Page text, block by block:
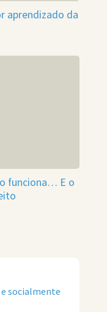
aprendizado da
funciona… E o
socialmente